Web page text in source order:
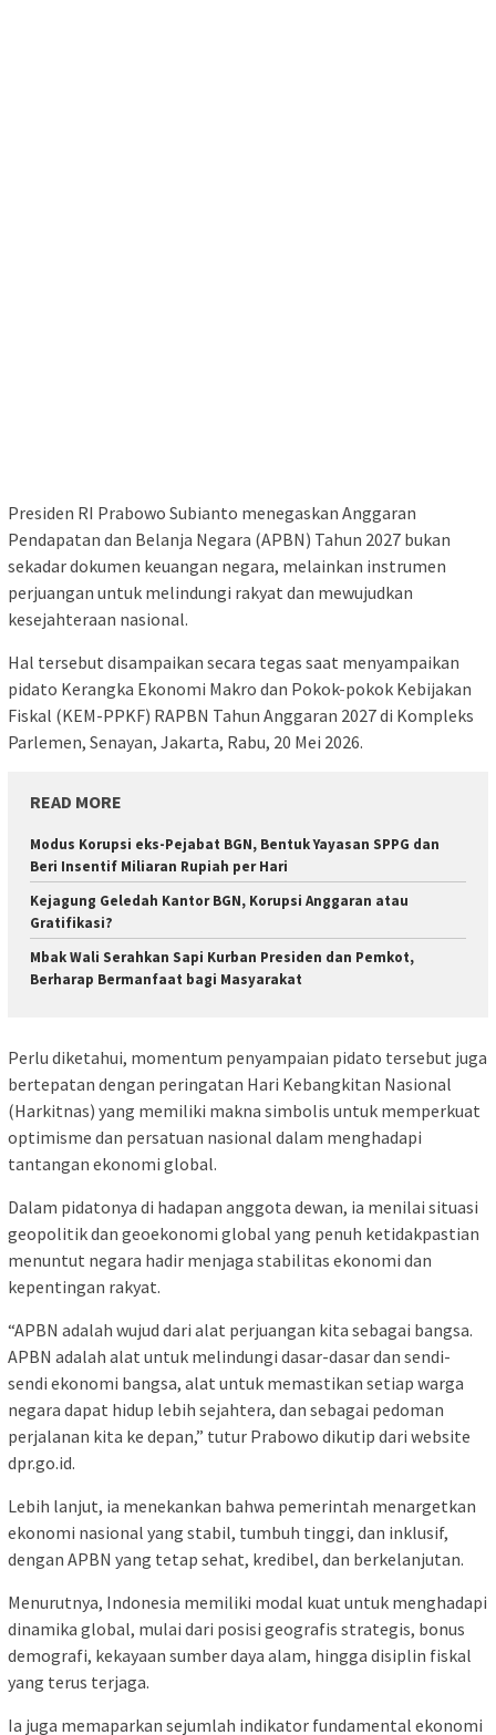
Presiden RI Prabowo Subianto menegaskan Anggaran
Pendapatan dan Belanja Negara (APBN) Tahun 2027 bukan
sekadar dokumen keuangan negara, melainkan instrumen
perjuangan untuk melindungi rakyat dan mewujudkan
kesejahteraan nasional.
Hal tersebut disampaikan secara tegas saat menyampaikan
pidato Kerangka Ekonomi Makro dan Pokok-pokok Kebijakan
Fiskal (KEM-PPKF) RAPBN Tahun Anggaran 2027 di Kompleks
Parlemen, Senayan, Jakarta, Rabu, 20 Mei 2026.
READ MORE
Modus Korupsi eks-Pejabat BGN, Bentuk Yayasan SPPG dan
Beri Insentif Miliaran Rupiah per Hari
Kejagung Geledah Kantor BGN, Korupsi Anggaran atau
Gratifikasi?
Mbak Wali Serahkan Sapi Kurban Presiden dan Pemkot,
Berharap Bermanfaat bagi Masyarakat
Perlu diketahui, momentum penyampaian pidato tersebut juga
bertepatan dengan peringatan Hari Kebangkitan Nasional
(Harkitnas) yang memiliki makna simbolis untuk memperkuat
optimisme dan persatuan nasional dalam menghadapi
tantangan ekonomi global.
Dalam pidatonya di hadapan anggota dewan, ia menilai situasi
geopolitik dan geoekonomi global yang penuh ketidakpastian
menuntut negara hadir menjaga stabilitas ekonomi dan
kepentingan rakyat.
“APBN adalah wujud dari alat perjuangan kita sebagai bangsa.
APBN adalah alat untuk melindungi dasar-dasar dan sendi-
sendi ekonomi bangsa, alat untuk memastikan setiap warga
negara dapat hidup lebih sejahtera, dan sebagai pedoman
perjalanan kita ke depan,” tutur Prabowo dikutip dari website
dpr.go.id.
Lebih lanjut, ia menekankan bahwa pemerintah menargetkan
ekonomi nasional yang stabil, tumbuh tinggi, dan inklusif,
dengan APBN yang tetap sehat, kredibel, dan berkelanjutan.
Menurutnya, Indonesia memiliki modal kuat untuk menghadapi
dinamika global, mulai dari posisi geografis strategis, bonus
demografi, kekayaan sumber daya alam, hingga disiplin fiskal
yang terus terjaga.
Ia juga memaparkan sejumlah indikator fundamental ekonomi